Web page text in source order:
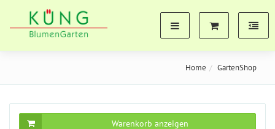
Home GartenShop
Warenkorb anzeigen